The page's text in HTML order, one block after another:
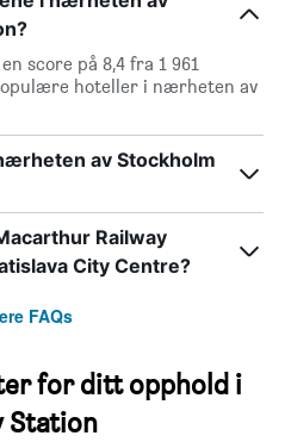
score på 8,4 fra 1 961
hoteller i nærheten av
av Stockholm
Railway
City Centre?
FAQs
for ditt opphold i
Station